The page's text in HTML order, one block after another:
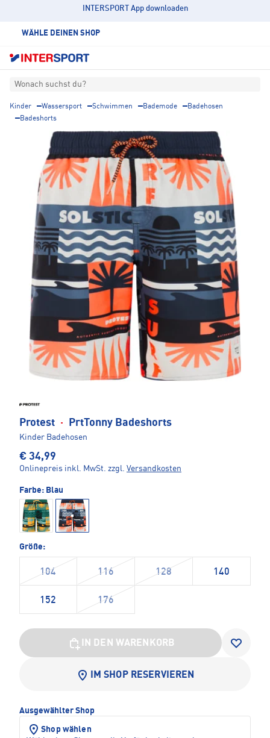
INTERSPORT App downloaden
WÄHLE DEINEN SHOP
Wonach suchst du?
Kinder Wassersport Schwimmen Bademode
Badehosen
Badeshorts
Protest · PrtTonny Badeshorts
Kinder Badehosen
€ 34,99
Onlinepreis inkl. MwSt. zzgl. Versandkosten
Farbe: Blau
Größe:
104 116 128 140
152 176
IN DEN WARENKORB
IM SHOP RESERVIEREN
Ausgewählter Shop
Shop wählen